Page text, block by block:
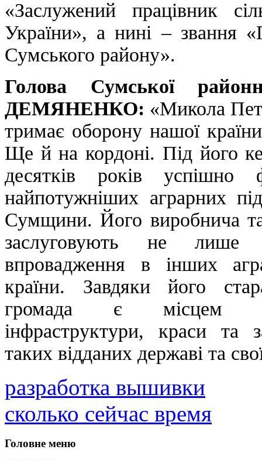
«Заслужений працівник
України», а нині – звання
Сумського району».
Голова Сумської
ДЕМЯНЕНКО: «Микола
тримає оборону нашої
Ще й на кордоні. Під його
десятків років успішно
найпотужніших аграрних
Сумщини. Його виробнича та
заслуговують не лише
впровадження в інших
країни. Завдяки його
громада є місцем
інфраструктури, краси та
таких відданих державі та
разработка вышивки
сколько сейчас время
Головне меню